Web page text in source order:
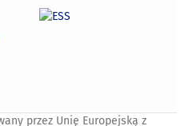
przez Unię Europejską z